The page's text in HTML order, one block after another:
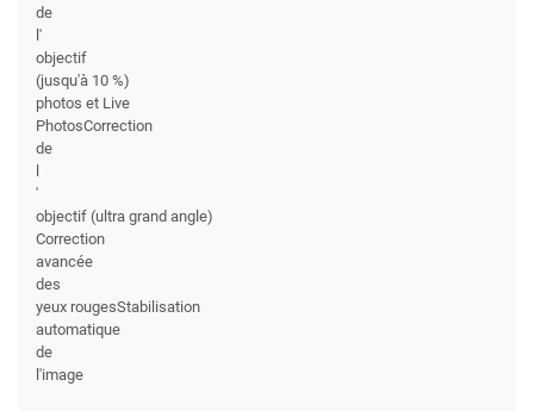
de
l'
objectif
(jusqu'à 10 %)
photos et Live
PhotosCorrection
de
'
objectif (ultra grand angle)
Correction
avancée
des
yeux rougesStabilisation
automatique
de
l'image